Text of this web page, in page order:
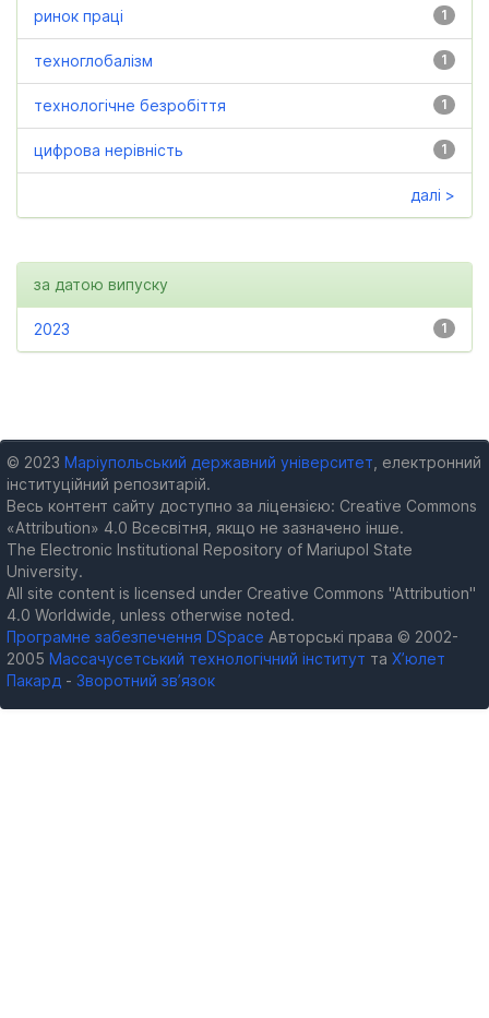
1
ринок праці
1
техноглобалізм
1
технологічне безробіття
1
цифрова нерівність
далі >
за датою випуску
1
2023
© 2023 Маріупольський державний університет , електронний
інституційний репозитарій.
Весь контент сайту доступно за ліцензією: Creative Commons
«Attribution» 4.0 Всесвітня, якщо не зазначено інше.
The Electronic Institutional Repository of Mariupol State
University.
All site content is licensed under Creative Commons "Attribution"
4.0 Worldwide, unless otherwise noted.
Програмне забезпечення DSpace Авторські права © 2002-
2005 Массачусетський технологічний інститут та Х’юлет
Пакард - Зворотний зв’язок